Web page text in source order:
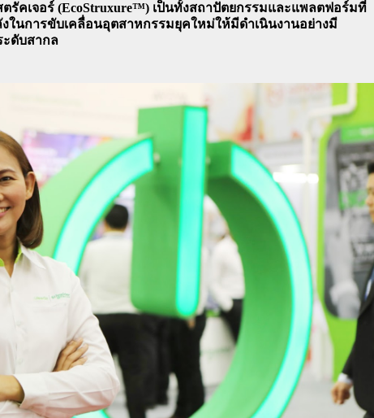
รัคเจอร์ (EcoStruxure™) เป็นทั้งสถาปัตยกรรมและแพลตฟอร์มที่
ในการขับเคลื่อนอุตสาหกรรมยุคใหม่ให้มีดำเนินงานอย่างมี
ดับสากล